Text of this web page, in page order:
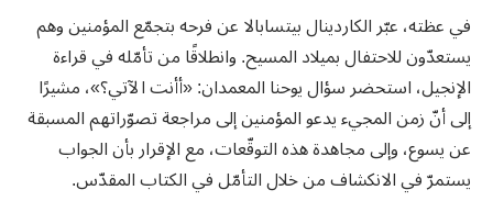
في عظته، عبّر الكاردينال بيتسابالا عن فرحه بتجمّع المؤمنين وهم
يستعدّون للاحتفال بميلاد المسيح. وانطلاقًا من تأمّله في قراءة
الإنجيل، استحضر سؤال يوحنا المعمدان: «أأنت الآتي؟»، مشيرًا
إلى أنّ زمن المجيء يدعو المؤمنين إلى مراجعة تصوّراتهم المسبقة
عن يسوع، وإلى مجاهدة هذه التوقّعات، مع الإقرار بأن الجواب
يستمرّ في الانكشاف من خلال التأمّل في الكتاب المقدّس.